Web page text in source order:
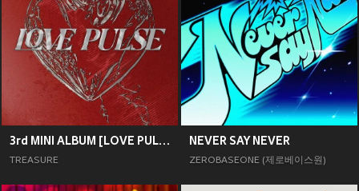
3rd MINI ALBUM [LOVE PULSE]
TREASURE
NEVER SAY NEVER
ZEROBASEONE (제로베이스원)